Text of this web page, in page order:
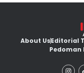
About UsEditorial
Pedoman